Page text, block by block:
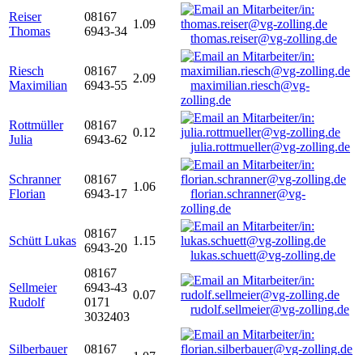
Reiser
Thomas
08167
6943-34
1.09
thomas.reiser@vg-zolling.de
Riesch
Maximilian
08167
6943-55
2.09
maximilian.riesch@vg-
zolling.de
Rottmüller
Julia
08167
6943-62
0.12
julia.rottmueller@vg-zolling.de
Schranner
Florian
08167
6943-17
1.06
florian.schranner@vg-
zolling.de
Schütt Lukas
08167
6943-20
1.15
lukas.schuett@vg-zolling.de
Sellmeier
Rudolf
08167
6943-43
0171
3032403
0.07
rudolf.sellmeier@vg-zolling.de
Silberbauer
08167